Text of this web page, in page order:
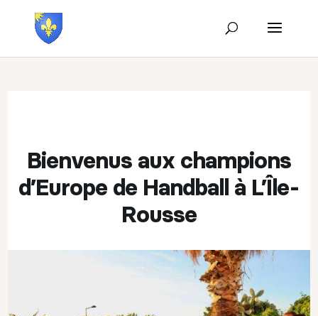
Bienvenus aux champions
d’Europe de Handball à L’Île-
Rousse